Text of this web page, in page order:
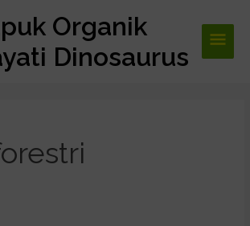
Organik
Dinosaurus